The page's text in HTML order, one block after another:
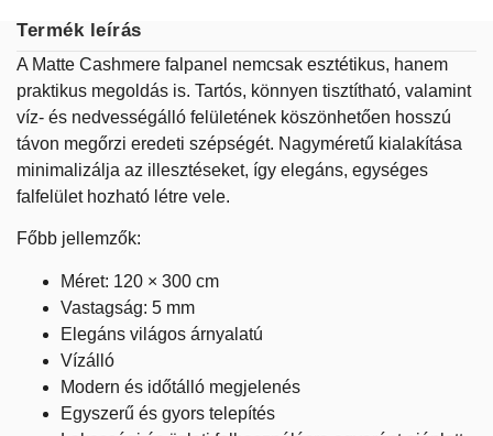
Termék leírás
A Matte Cashmere falpanel nemcsak esztétikus, hanem
praktikus megoldás is. Tartós, könnyen tisztítható, valamint
víz- és nedvességálló felületének köszönhetően hosszú
távon megőrzi eredeti szépségét. Nagyméretű kialakítása
minimalizálja az illesztéseket, így elegáns, egységes
falfelület hozható létre vele.
Főbb jellemzők:
Méret: 120 × 300 cm
Vastagság: 5 mm
Elegáns világos árnyalatú
Vízálló
Modern és időtálló megjelenés
Egyszerű és gyors telepítés